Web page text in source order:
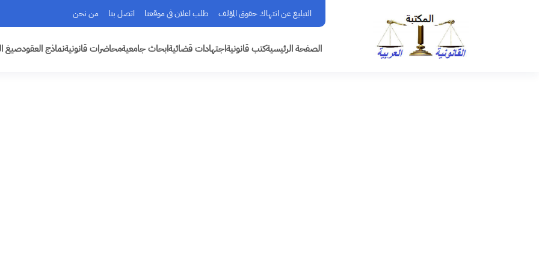
التبليغ عن انتهاك حقوق المؤلف طلب اعلان في موقعنا اتصل بنا من نحن
الصفحة الرئيسيةكتب قانونيةاجتهادات قضائيةابحاث جامعيةمحاضرات قانونيةنماذج العقودصيغ